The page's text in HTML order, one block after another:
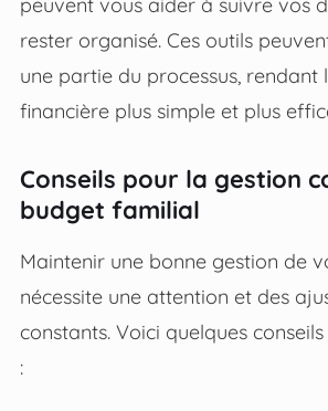
rester organisé. Ces outils
une partie du processus, rendant
financière plus simple et plus
Conseils pour la gestion
budget familial
Maintenir une bonne gestion de
nécessite une attention et des
constants. Voici quelques
: